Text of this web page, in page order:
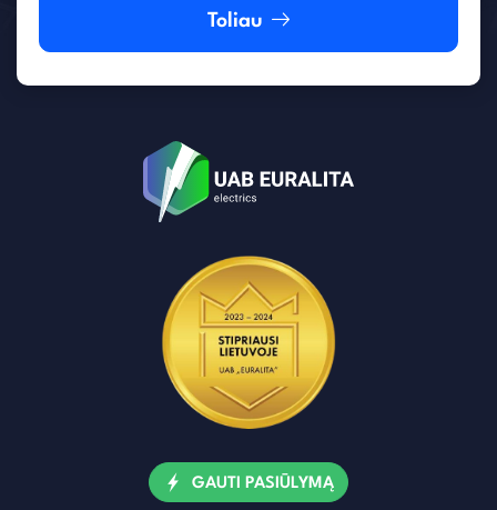
Toliau
GAUTI PASIŪLYMĄ